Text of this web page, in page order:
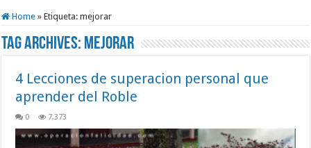
Home » Etiqueta:mejorar
Tag Archives: mejorar
4 Lecciones de superacion personal que
aprender del Roble
0 7,373